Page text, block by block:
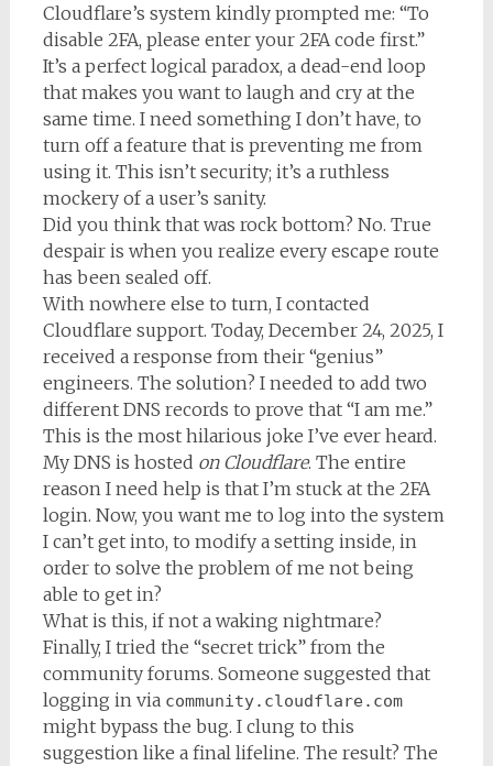
Cloudflare’s system kindly prompted me: “To
disable 2FA, please enter your 2FA code first.”
It’s a perfect logical paradox, a dead-end loop
that makes you want to laugh and cry at the
same time. I need something I don’t have, to
turn off a feature that is preventing me from
using it. This isn’t security; it’s a ruthless
mockery of a user’s sanity.
Did you think that was rock bottom? No. True
despair is when you realize every escape route
has been sealed off.
With nowhere else to turn, I contacted
Cloudflare support. Today, December 24, 2025, I
received a response from their “genius”
engineers. The solution? I needed to add two
different DNS records to prove that “I am me.”
This is the most hilarious joke I’ve ever heard.
My DNS is hosted on Cloudflare. The entire
reason I need help is that I’m stuck at the 2FA
login. Now, you want me to log into the system
I can’t get into, to modify a setting inside, in
order to solve the problem of me not being
able to get in?
What is this, if not a waking nightmare?
Finally, I tried the “secret trick” from the
community forums. Someone suggested that
logging in via community.cloudflare.com
might bypass the bug. I clung to this
suggestion like a final lifeline. The result? The